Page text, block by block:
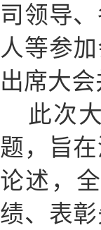
司领导
人等参
出席大会
此次
题，旨
论述，
绩、表